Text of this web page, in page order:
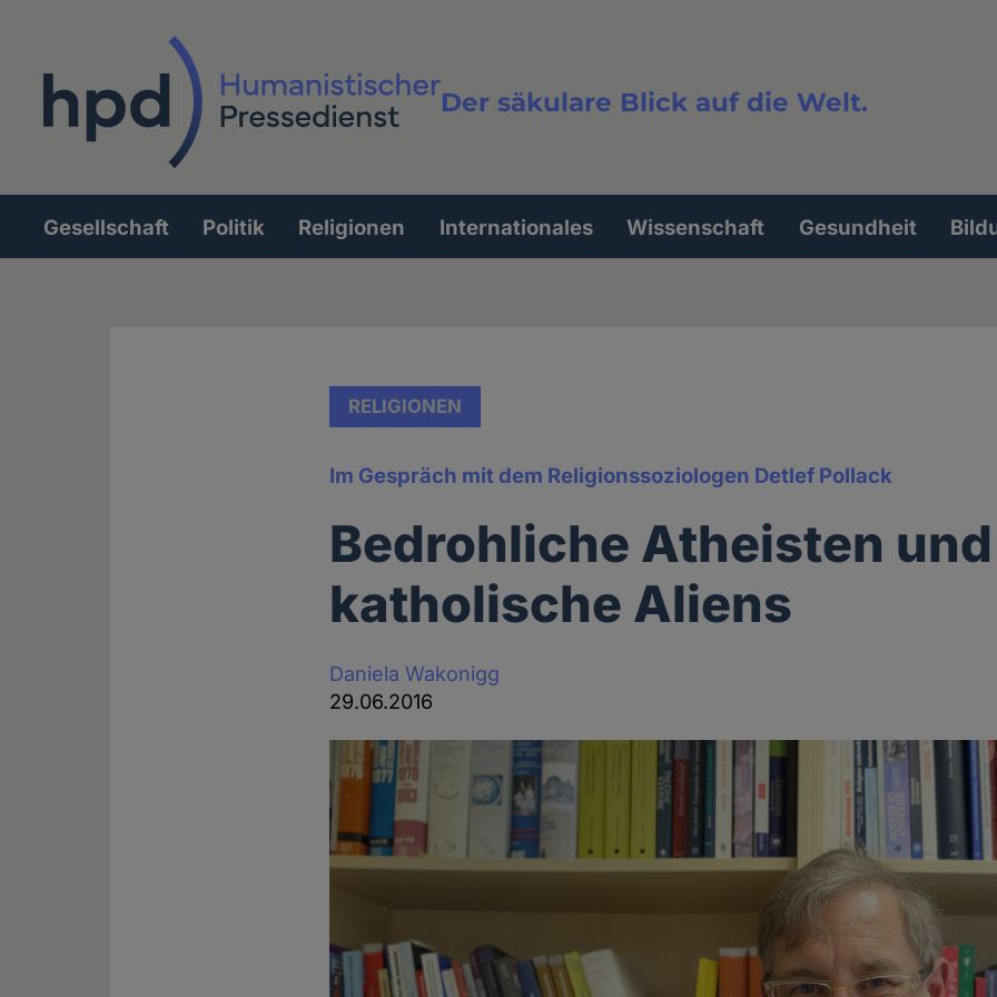
Der säkulare Blick auf die Welt.
Volltextsuche
Hauptnavigation
Gesellschaft Politik Religionen Internationales Wissenschaft Gesundheit
RELIGIONEN
Im Gespräch mit dem Religionssoziologen Detlef Pollack
Bedrohliche Atheisten und
katholische Aliens
Daniela Wakonigg
29.06.2016